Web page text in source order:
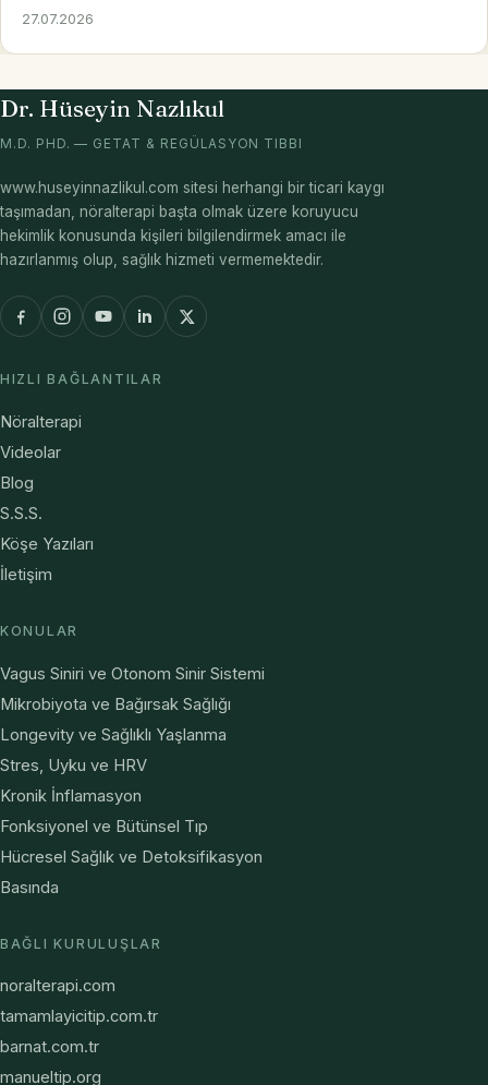
27.07.2026
Dr. Hüseyin Nazlıkul
M.D. PHD. — GETAT & REGÜLASYON TIBBI
www.huseyinnazlikul.com sitesi herhangi bir ticari kaygı
taşımadan, nöralterapi başta olmak üzere koruyucu
hekimlik konusunda kişileri bilgilendirmek amacı ile
hazırlanmış olup, sağlık hizmeti vermemektedir.
HIZLI BAĞLANTILAR
Nöralterapi
Videolar
Blog
S.S.S.
Köşe Yazıları
İletişim
KONULAR
Vagus Siniri ve Otonom Sinir Sistemi
Mikrobiyota ve Bağırsak Sağlığı
Longevity ve Sağlıklı Yaşlanma
Stres, Uyku ve HRV
Kronik İnflamasyon
Fonksiyonel ve Bütünsel Tıp
Hücresel Sağlık ve Detoksifikasyon
Basında
BAĞLI KURULUŞLAR
noralterapi.com
tamamlayicitip.com.tr
barnat.com.tr
manueltip.org